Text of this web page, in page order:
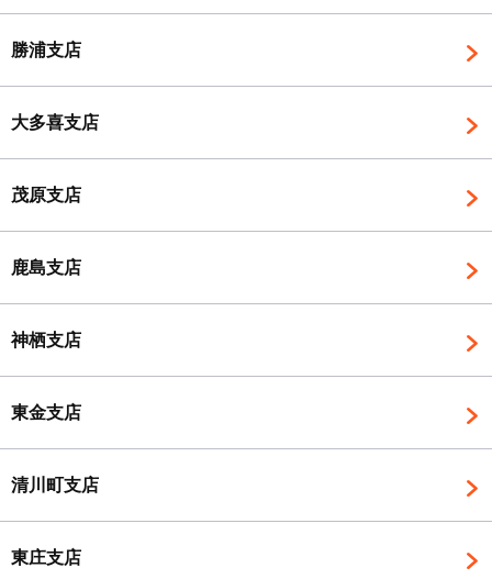
勝浦支店
大多喜支店
茂原支店
鹿島支店
神栖支店
東金支店
清川町支店
東庄支店